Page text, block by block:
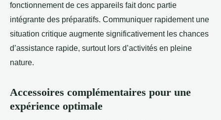
fonctionnement de ces appareils fait donc partie
intégrante des préparatifs. Communiquer rapidement une
situation critique augmente significativement les chances
d’assistance rapide, surtout lors d’activités en pleine
nature.
Accessoires complémentaires pour une
expérience optimale